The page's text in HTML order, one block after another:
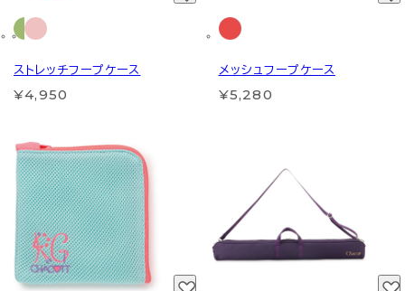
ストレッチフープケース
¥4,950
メッシュフープケース
¥5,280